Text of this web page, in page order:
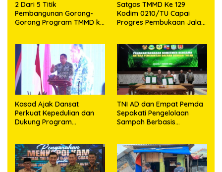
2 Dari 5 Titik
Pembangunan Gorong-
Gorong Program TMMD ke
Satgas TMMD Ke 129
Kodim 0210/TU Capai
Progres Pembukaan Jalan
Kasad Ajak Dansat
Perkuat Kepedulian dan
Dukung Program
TNI AD dan Empat Pemda
Sepakati Pengelolaan
Sampah Berbasis